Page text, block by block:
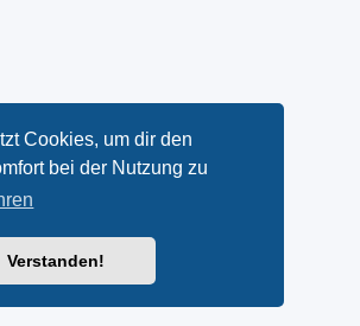
Cookies, um dir den
bei der Nutzung zu
Verstanden!